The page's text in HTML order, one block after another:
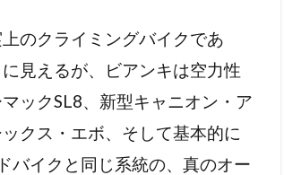
のクライミングバイクであ
見えるが、ビアンキは空力性
ックSL8、新型キャニオン・ア
クス・エボ、そして基本的に
バイクと同じ系統の、真のオー